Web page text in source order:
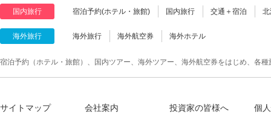
国内旅行 宿泊予約(ホテル・旅館) 国内旅行 交通＋宿泊
海外旅行 海外旅行 海外航空券 海外ホテル
宿泊予約（ホテル・旅館）、国内ツアー、海外ツアー、海外航空券をはじめ、各
サイトマップ 会社案内 投資家の皆様へ 個